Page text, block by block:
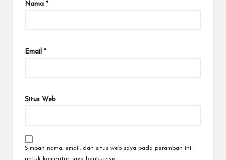
Nama *
Email *
Situs Web
Simpan nama, email, dan situs web saya pada peramban ini